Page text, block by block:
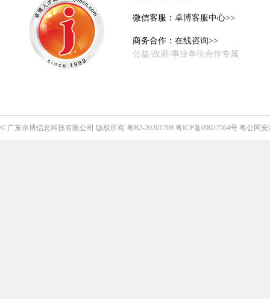
微信客服： 卓博客服中心>>
商务合作： 在线咨询>>
公益/政府/事业单位合作专属
© 广东卓博信息科技有限公司 版权所有 粤B2-20261708 粤ICP备09027564号 粤公网安